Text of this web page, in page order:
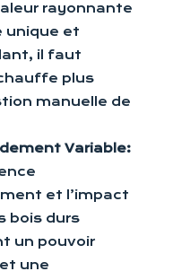
rayonnante
unique et
il faut
plus
manuelle de
Variable:
et l’impact
bois durs
un pouvoir
une